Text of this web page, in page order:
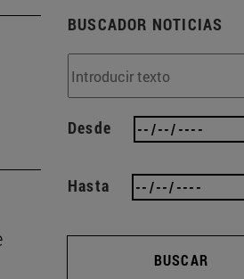
BUSCADOR NOTICIAS
Desde
Hasta
BUSCAR